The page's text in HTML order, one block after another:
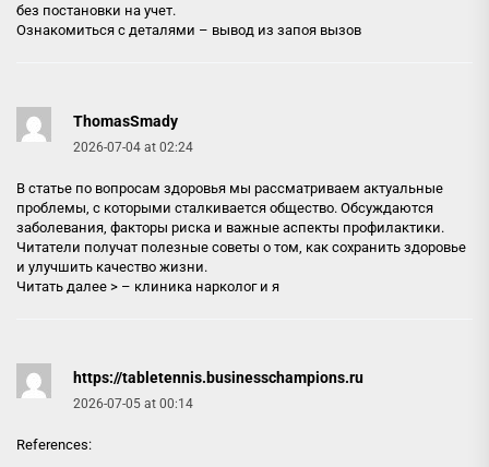
без постановки на учет.
Ознакомиться с деталями – вывод из запоя вызов
ThomasSmady
2026-07-04 at 02:24
В статье по вопросам здоровья мы рассматриваем актуальные
проблемы, с которыми сталкивается общество. Обсуждаются
заболевания, факторы риска и важные аспекты профилактики.
Читатели получат полезные советы о том, как сохранить здоровье
и улучшить качество жизни.
Читать далее > – клиника нарколог и я
https://tabletennis.businesschampions.ru
2026-07-05 at 00:14
References: